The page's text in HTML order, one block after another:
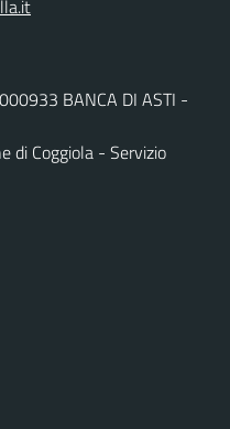
BANCA DI ASTI -
di Coggiola - Servizio